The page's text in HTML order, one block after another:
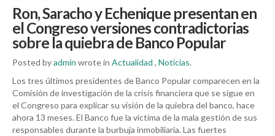
Ron, Saracho y Echenique presentan en
el Congreso versiones contradictorias
sobre la quiebra de Banco Popular
Posted byadmin wrote in Actualidad , Noticias.
Los tres últimos presidentes de Banco Popular comparecen en la
Comisión de investigación de la crisis financiera que se sigue en
el Congreso para explicar su visión de la quiebra del banco, hace
ahora 13 meses. El Banco fue la víctima de la mala gestión de sus
responsables durante la burbuja inmobiliaria. Las fuertes